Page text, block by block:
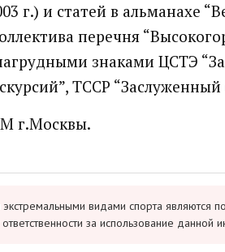
г.) и статей в альманахе
перечня
знаками ЦСТЭ
ТССР
г.Москвы.
видами спорта
за использование